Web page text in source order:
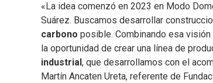
«La idea comenzó en 2023 en Modo
Suárez. Buscamos desarrollar
carbono posible. Combinando esa visión
la oportunidad de crear una línea de
industrial , que desarrollamos con el
Martín Ancaten Ureta, referente de